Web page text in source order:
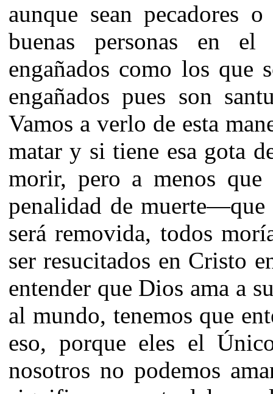
aunque sean pecadores
buenas personas en
engañados como los que
engañados pues son
Vamos a verlo de esta
matar y si tiene esa gota
morir, pero a menos que
penalidad de
será removida, todos
ser resucitados en Cristo
entender que Dios ama a
al mundo, tenemos que
eso, porque eles el
nosotros no podemos